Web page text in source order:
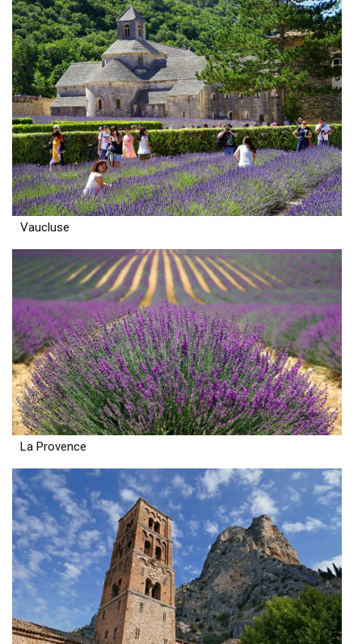
Vaucluse
La Provence